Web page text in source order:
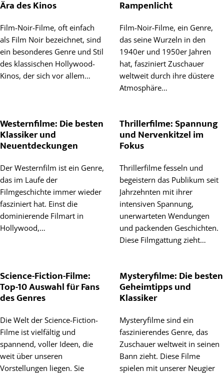
Ära des Kinos
Film-Noir-Filme, oft einfach
als Film Noir bezeichnet, sind
ein besonderes Genre und Stil
des klassischen Hollywood-
Kinos, der sich vor allem…
Rampenlicht
Film-Noir-Filme, ein Genre,
das seine Wurzeln in den
1940er und 1950er Jahren
hat, fasziniert Zuschauer
weltweit durch ihre düstere
Atmosphäre…
Westernfilme: Die besten
Klassiker und
Neuentdeckungen
Der Westernfilm ist ein Genre,
das im Laufe der
Filmgeschichte immer wieder
fasziniert hat. Einst die
dominierende Filmart in
Hollywood,…
Thrillerfilme: Spannung
und Nervenkitzel im
Fokus
Thrillerfilme fesseln und
begeistern das Publikum seit
Jahrzehnten mit ihrer
intensiven Spannung,
unerwarteten Wendungen
und packenden Geschichten.
Diese Filmgattung zieht…
Science-Fiction-Filme:
Top-10 Auswahl für Fans
des Genres
Die Welt der Science-Fiction-
Filme ist vielfältig und
spannend, voller Ideen, die
weit über unseren
Vorstellungen liegen. Sie
Mysteryfilme: Die besten
Geheimtipps und
Klassiker
Mysteryfilme sind ein
faszinierendes Genre, das
Zuschauer weltweit in seinen
Bann zieht. Diese Filme
spielen mit unserer Neugier